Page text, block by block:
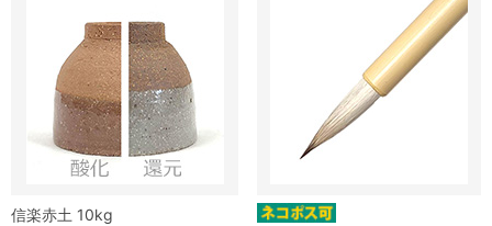
信楽赤土 10kg